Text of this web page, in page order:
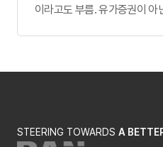
이라고도 부름. 유가증권이 아
STEERING TOWARDS A